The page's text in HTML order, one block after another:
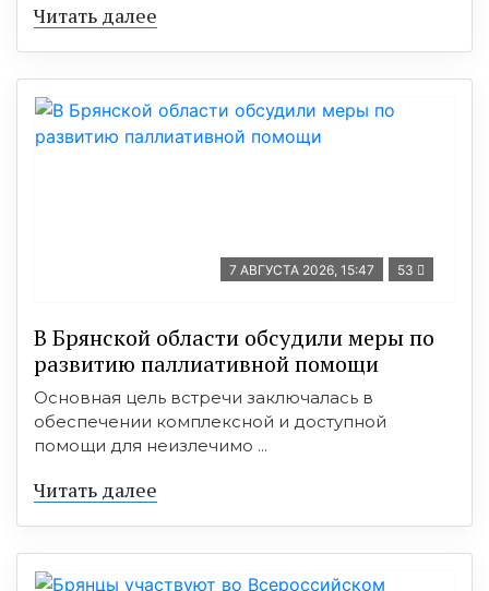
Читать далее
7 АВГУСТА 2026, 15:47 53
В Брянской области обсудили меры по
развитию паллиативной помощи
Основная цель встречи заключалась в
обеспечении комплексной и доступной
помощи для неизлечимо ...
Читать далее